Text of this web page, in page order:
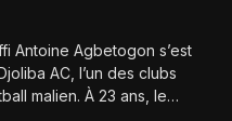
Antoine Agbetogon s’est
AC, l’un des clubs
malien. À 23 ans, le